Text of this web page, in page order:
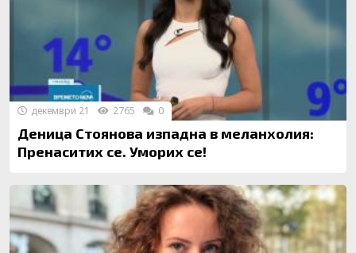
Деница Стоянова изпадна в меланхолия:
Пренаситих се. Уморих се!
декември 21 2765 0